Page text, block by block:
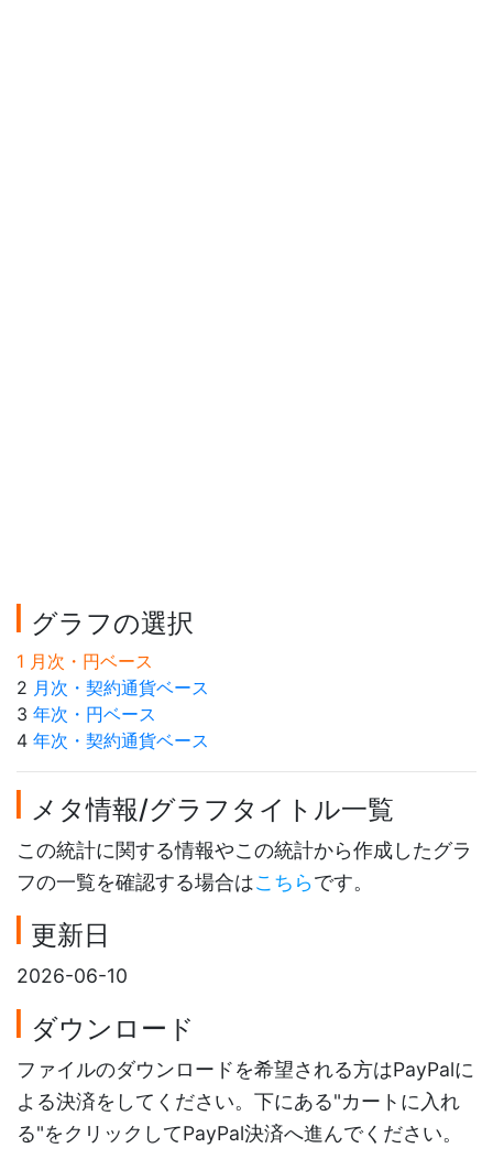
グラフの選択
1 月次・円ベース
2 月次・契約通貨ベース
3 年次・円ベース
4 年次・契約通貨ベース
メタ情報/グラフタイトル一覧
この統計に関する情報やこの統計から作成したグラ
フの一覧を確認する場合はこちらです。
更新日
2026-06-10
ダウンロード
ファイルのダウンロードを希望される方はPayPalに
よる決済をしてください。下にある"カートに入れ
る"をクリックしてPayPal決済へ進んでください。